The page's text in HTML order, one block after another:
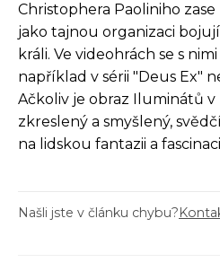
Christophera Paoliniho
jako tajnou organizaci
králi. Ve videohrách se s
například v sérii "Deus Ex"
Ačkoliv je obraz Iluminátů
zkreslený a smyšlený,
na lidskou fantazii a
Našli jste v článku chybu?